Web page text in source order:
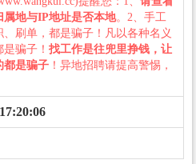
属地与IP地址是否本地。2、手工
、刷单，都是骗子！凡以各种名义
骗子！ 找工作是往兜里挣钱，让
都是骗子 ！异地招聘请提高警惕，